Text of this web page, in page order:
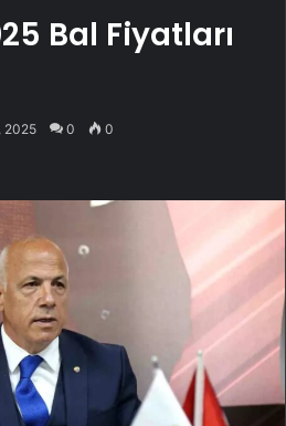
Bal Fiyatları
2025 0 0